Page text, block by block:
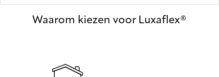
Waarom kiezen voor Luxaflex®